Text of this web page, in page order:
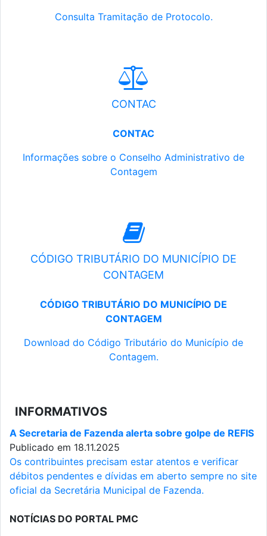
Consulta Tramitação de Protocolo.
CONTAC
CONTAC
Informações sobre o Conselho Administrativo de
Contagem
CÓDIGO TRIBUTÁRIO DO MUNICÍPIO DE
CONTAGEM
CÓDIGO TRIBUTÁRIO DO MUNICÍPIO DE
CONTAGEM
Download do Código Tributário do Município de
Contagem.
INFORMATIVOS
A Secretaria de Fazenda alerta sobre golpe de REFIS
Publicado em 18.11.2025
Os contribuintes precisam estar atentos e verificar
débitos pendentes e dívidas em aberto sempre no site
oficial da Secretária Municipal de Fazenda.
NOTÍCIAS DO PORTAL PMC